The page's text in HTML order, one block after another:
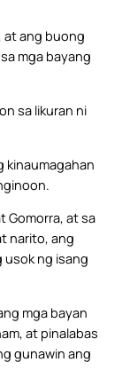
at ang buong
mga bayang
sa likuran ni
kinaumagahan
Gomorra, at sa
narito, ang
usok ng isang
mga bayan
at pinalabas
gunawin ang